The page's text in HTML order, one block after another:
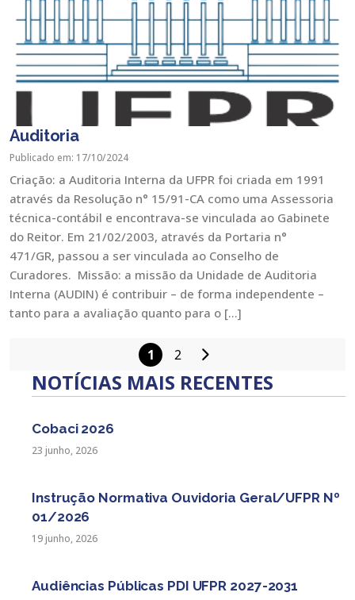
Auditoria
Publicado em: 17/10/2024
Criação: a Auditoria Interna da UFPR foi criada em 1991
através da Resolução n° 15/91-CA como uma Assessoria
técnica-contábil e encontrava-se vinculada ao Gabinete
do Reitor. Em 21/02/2003, através da Portaria n°
471/GR, passou a ser vinculada ao Conselho de
Curadores. Missão: a missão da Unidade de Auditoria
Interna (AUDIN) é contribuir – de forma independente –
tanto para a avaliação quanto para o […]
Paginação
de
1 2
NOTÍCIAS MAIS RECENTES
Cobaci 2026
23 junho, 2026
Instrução Normativa Ouvidoria Geral/UFPR Nº
01/2026
19 junho, 2026
Audiências Públicas PDI UFPR 2027-2031